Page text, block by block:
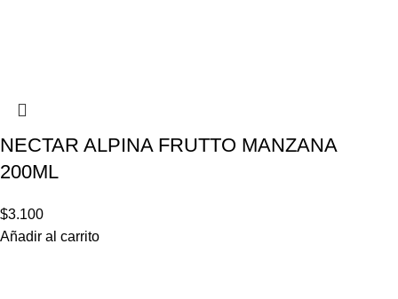
NECTAR ALPINA FRUTTO MANZANA
200ML
$3.100
Añadir al carrito